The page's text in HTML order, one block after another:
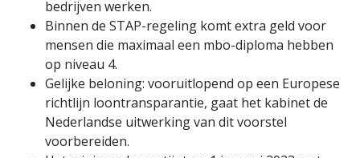
bedrijven werken.
Binnen de STAP-regeling komt extra geld voor
mensen die maximaal een mbo-diploma hebben
op niveau 4.
Gelijke beloning: vooruitlopend op een Europese
richtlijn loontransparantie, gaat het kabinet de
Nederlandse uitwerking van dit voorstel
voorbereiden.